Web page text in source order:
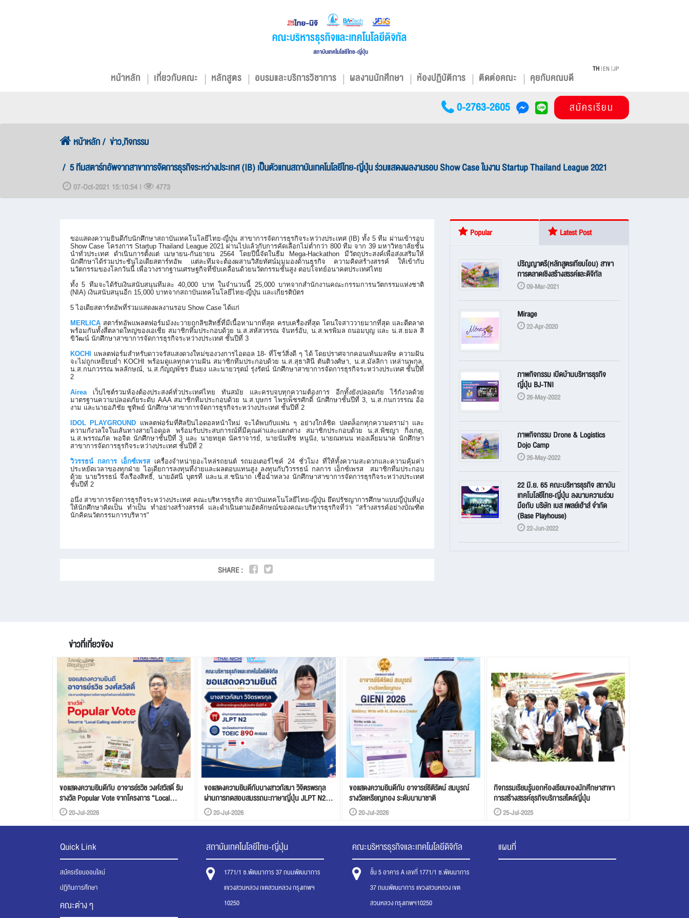
หน้าหลัก เกี่ยวกับคณะ หลักสูตร อบรมและบริการวิชาการ ผลงานนักศึกษา ห้องปฏิบัติการ ติดต่อคณะ คุยกับคณบดี
TH EN JP
0-2763-2605 สมัครเรียน
หน้าหลัก
ข่าว,กิจกรรม
5 ทีมสตาร์ทอัพจากสาขาการจัดการธุรกิจระหว่างประเทศ (IB) เป็นตัวแทนสถาบันเทคโนโลยีไทย-ญี่ปุ่น ร่วมแสดงผลงานรอบ Show Case ในงาน Startup Thailand League 2021
07-Oct-2021 15:10:54 | 4773
ขอแสดงความยินดีกับนักศึกษาสถาบันเทคโนโลยีไทย-ญี่ปุ่น สาขาการจัดการธุรกิจระหว่างประเทศ (IB) ทั้ง 5 ทีม ผ่านเข้ารอบ
Show Case โครงการ Startup Thailand League 2021 ผ่านไปแล้วกับการคัดเลือกไม่ต่ำกว่า 800 ทีม จาก 39 มหาวิทยาลัยชั้น
นำทั่วประเทศ ดำเนินการตั้งแต่ เมษายน-กันยายน 2564 โดยปีนี้จัดในธีม Mega-Hackathon มีวัตถุประสงค์เพื่อส่งเสริมให้
นักศึกษาได้ร่วมประชันไอเดียสตาร์ทอัพ แต่ละทีมจะต้องผสานวิสัยทัศน์มุมมองด้านธุรกิจ ความคิดสร้างสรรค์ ให้เข้ากับ
นวัตกรรมของโลกวันนี้ เพื่อวางรากฐานเศรษฐกิจที่ขับเคลื่อนด้วยนวัตกรรมชั้นสูง ตอบโจทย์อนาคตประเทศไทย
ทั้ง 5 ทีมจะได้รับเงินสนับสนุนทีมละ 40,000 บาท ในจำนวนนี้ 25,000 บาทจากสำนักงานคณะกรรมการนวัตกรรมแห่งชาติ
(NIA) เงินสนับสนุนอีก 15,000 บาทจากสถาบันเทคโนโลยีไทย-ญี่ปุ่น และเกียรติบัตร
5 ไอเดียสตาร์ทอัพที่ร่วมแสดงผลงานรอบ Show Case ได้แก่
MERLICA สตาร์ทอัพแพลตฟอร์มมังงะวายถูกลิขสิทธิ์ที่มีเนื้อหามากที่สุด ครบเครื่องที่สุด โดนใจสาววายมากที่สุด และตีตลาด
พร้อมกันทั้งสี่ตลาดใหญ่ของเอเชีย สมาชิกทีมประกอบด้วย น.ส.สหัสวรรณ จันทร์อับ, น.ส.พรพิมล ถนอมบุญ และ น.ส.ยมล สิ
ขิวัฒน์ นักศึกษาสาขาการจัดการธุรกิจระหว่างประเทศ ชั้นปีที่ 3
KOCHI
แพลตฟอร์มสำหรับดาวจรัสแสงดวงใหม่ของวงการไอดอล 18- ที่โชว์สิ่งดี ๆ ได้ โดยปราศจากคอนเท้นมลพิษ ความฝัน
จะไม่ถูกเหยียบย่ำ KOCHI พร้อมดูแลทุกความฝัน สมาชิกทีมประกอบด้วย น.ส.สุธาสินี ตันติวงศ์ษา, น.ส.มัลลิกา เหล่านพกุล,
น.ส.กนกวรรณ พลลักษณ์, น.ส.กัญญพัชร ยืนยง และนายวรุตม์ รุ่งรัตน์ นักศึกษาสาขาการจัดการธุรกิจระหว่างประเทศ ชั้นปีที่
2
Aireaเว็บไซต์รวมห้องต้องประสงค์ทั่วประเทศไทย ทันสมัย และครบจบทุกความต้องการ อีกทั้งยังปลอดภัย ไร้กังวลด้วย
มาตรฐานความปลอดภัยระดับ AAA สมาชิกทีมประกอบด้วย น.ส.บุษกร ไพรเพ็ชรศักดิ์ นักศึกษาชั้นปีที่ 3, น.ส.กนกวรรณ อ้อ
งาม และนายอภิชัย ชูทิพย์ นักศึกษาสาขาการจัดการธุรกิจระหว่างประเทศ ชั้นปีที่ 2
IDOL PLAYGROUND แพลตฟอร์มที่ศิลปินไอดอลหน้าใหม่ จะได้พบกับแฟน ๆ อย่างใกล้ชิด ปลดล็อกทุกความดราม่า และ
ความกังวลใจในเส้นทางสายไอดอล พร้อมรับประสบการณ์ที่มีคุณค่าและแตกต่าง สมาชิกประกอบด้วย น.ส.พิชญา กิ่งเกตุ,
น.ส.พรรณภัค พอจิต นักศึกษาชั้นปีที่ 3 และ นายทยุต นัคราจารย์, นายนันทิช หนูนัง, นายณทนน ทองเลี่ยมนาค นักศึกษา
สาขาการจัดการธุรกิจระหว่างประเทศ ชั้นปีที่ 2
วิวรรธน์ กลการ เอ็กซ์เพรสเครื่องจำหน่ายอะไหล่รถยนต์ รถมอเตอร์ไซค์ 24 ชั่วโมง ที่ให้ทั้งความสะดวกและความคุ้มค่า
ประหยัดเวลาของทุกฝ่าย ไอเดียการลงทุนที่ง่ายและผลตอบแทนสูง ลงทุนกับวิวรรธน์ กลการ เอ็กซ์เพรส สมาชิกทีมประกอบ
ด้วย นายวิรรธน์ จึงเรืองสิทธิ์, นายอัศนี บุตรที และน.ส.ชนินาถ เชื้อฉ่ำหลวง นักศึกษาสาขาการจัดการธุรกิจระหว่างประเทศ
ชั้นปีที่ 2
อนึ่ง สาขาการจัดการธุรกิจระหว่างประเทศ คณะบริหารธุรกิจ สถาบันเทคโนโลยีไทย-ญี่ปุ่น ยึดปรัชญาการศึกษาแบบญี่ปุ่นที่มุ่ง
ให้นักศึกษาคิดเป็น ทำเป็น ทำอย่างสร้างสรรค์ และดำเนินตามอัตลักษณ์ของคณะบริหารธุรกิจที่ว่า "สร้างสรรค์อย่างบัณฑิต
นักคิดนวัตกรรมการบริหาร"
SHARE :
Popular Latest Post
ปริญญาตรี(หลักสูตรเทียบโอน) สาขา
การตลาดเชิงสร้างสรรค์และดิจิทัล
09-Mar-2021
Mirage
22-Apr-2020
ภาพกิจกรรม เปิดบ้านบริหารธุรกิจ
ญี่ปุ่น BJ-TNI
26-May-2022
ภาพกิจกรรม Drone & Logistics
Dojo Camp
26-May-2022
22 มิ.ย. 65 คณะบริหารธุรกิจ สถาบัน
เทคโนโลยีไทย-ญี่ปุ่น ลงนามความร่วม
มือกับ บริษัท เบส เพลย์เฮ้าส์ จำกัด
(Base Playhouse)
22-Jun-2022
ข่าวที่เกี่ยวข้อง
ขอแสดงความยินดีกับ อาจารย์รวิช วงศ์สวัสดิ์ รับ
รางวัล Popular Vote จากโครงการ “Local
Calling เธอเล่า เขาวาด”
20-Jul-2026
ขอแสดงความยินดีกับนางสาวกัสมา วิจิตรพรกุล
ผ่านการทดสอบสมรรถนะภาษาญี่ปุ่น JLPT N2
และผลสอบภาษาอังกฤษ Toeic 890
20-Jul-2026
ขอแสดงความยินดีกับ อาจารย์ธิติรัตน์ สมบูรณ์
รางวัลเหรียญทอง ระดับนานาชาติ
20-Jul-2026
กิจกรรมเรียนรู้นอกห้องเรียนของนักศึกษาสาขา
การสร้างสรรค์ธุรกิจบริการสไตล์ญี่ปุ่น
25-Jul-2025
Quick Link
สมัครเรียนออนไลน์
ปฏิทินการศึกษา
คณะต่าง ๆ
สถาบันเทคโนโลยีไทย-ญี่ปุ่น
1771/1 ซ.พัฒนาการ 37 ถนนพัฒนาการ
แขวงสวนหลวง เขตสวนหลวง กรุงเทพฯ
10250
คณะบริหารธุรกิจและเทคโนโลยีดิจิทัล
ชั้น 5 อาคาร A เลขที่ 1771/1 ซ.พัฒนาการ
37 ถนนพัฒนาการ แขวงสวนหลวง เขต
สวนหลวง กรุงเทพฯ10250
แผนที่